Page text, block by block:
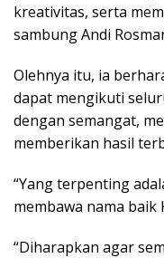
kreativitas, serta
sambung Andi
Olehnya itu, ia
dapat mengikuti
dengan semangat,
memberikan hasil
“Yang terpenting
membawa nama baik
“Diharapkan agar